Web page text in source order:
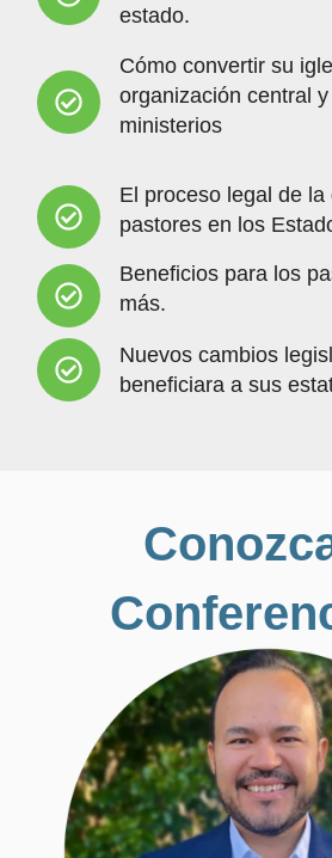
estado.
Cómo convertir su
organización central
ministerios
El proceso legal de
pastores en los
Beneficios para los
más.
Nuevos cambios
beneficiara a sus